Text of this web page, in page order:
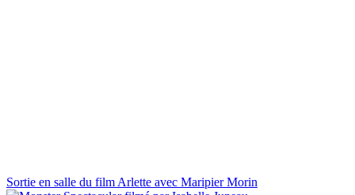
Sortie en salle du film Arlette avec Maripier Morin